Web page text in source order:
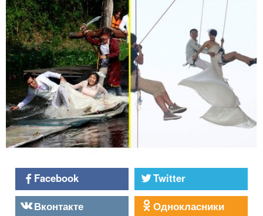
Facebook
Twitter
Вконтакте
Однокласники